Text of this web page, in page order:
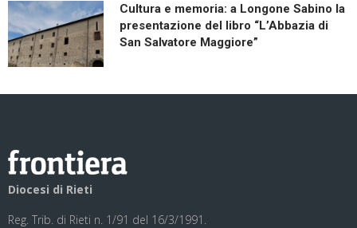
Cultura e memoria: a Longone Sabino la
presentazione del libro “L’Abbazia di
San Salvatore Maggiore”
Diocesi di Rieti
Reg. Trib. di Rieti n. 1/91 del 16/3/1991.